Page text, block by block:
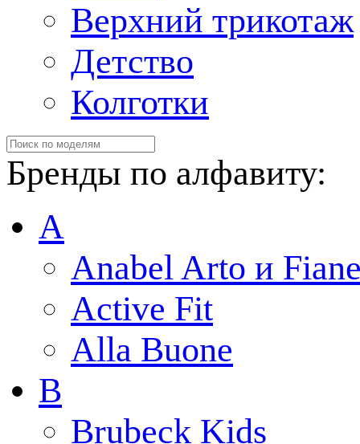
Верхний трикотаж
Детство
Колготки
Бренды по алфавиту:
A
Anabel Arto и
Active Fit
Alla Buone
B
Brubeck Kids